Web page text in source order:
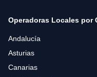
Operadoras Locales por
Andalucía
Asturias
Canarias